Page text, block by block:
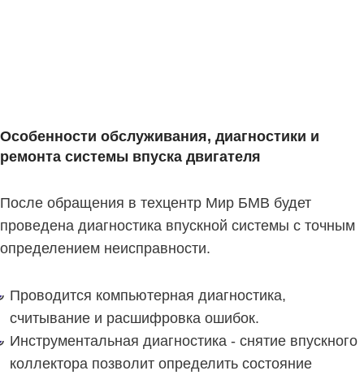
Особенности обслуживания, диагностики и
ремонта системы впуска двигателя
После обращения в техцентр Мир БМВ будет
проведена диагностика впускной системы с точным
определением неисправности.
Проводится компьютерная диагностика,
считывание и расшифровка ошибок.
Инструментальная диагностика - снятие впускного
коллектора позволит определить состояние